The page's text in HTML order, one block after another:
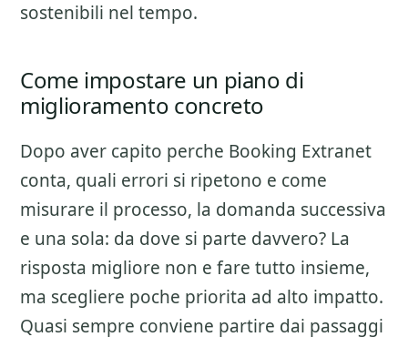
sostenibili nel tempo.
Come impostare un piano di
miglioramento concreto
Dopo aver capito perche Booking Extranet
conta, quali errori si ripetono e come
misurare il processo, la domanda successiva
e una sola: da dove si parte davvero? La
risposta migliore non e fare tutto insieme,
ma scegliere poche priorita ad alto impatto.
Quasi sempre conviene partire dai passaggi